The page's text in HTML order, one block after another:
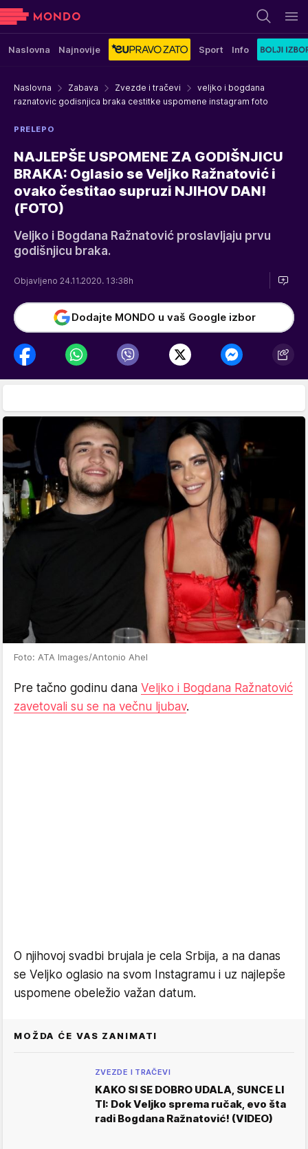
Naslovna Najnovije Sport Info
Naslovna Zabava Zvezde i tračevi
veljko i bogdana
raznatovic godisnjica braka cestitke uspomene instagram foto
PRELEPO
NAJLEPŠE USPOMENE ZA GODIŠNJICU
BRAKA: Oglasio se Veljko Ražnatović i
ovako čestitao supruzi NJIHOV DAN!
(FOTO)
Veljko i Bogdana Ražnatović proslavljaju prvu
godišnjicu braka.
Objavljeno 24.11.2020. 13:38h
Dodajte MONDO u vaš Google izbor
Foto: ATA Images/Antonio Ahel
Pre tačno godinu dana Veljko i Bogdana Ražnatović
zavetovali su se na večnu ljubav.
O njihovoj svadbi brujala je cela Srbija, a na danas
se Veljko oglasio na svom Instagramu i uz najlepše
uspomene obeležio važan datum.
MOŽDA ĆE VAS ZANIMATI
ZVEZDE I TRAČEVI
KAKO SI SE DOBRO UDALA, SUNCE LI
TI: Dok Veljko sprema ručak, evo šta
radi Bogdana Ražnatović! (VIDEO)